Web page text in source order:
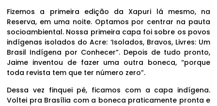
Fizemos a primeira edição da Xapuri lá mesmo, na
Reserva, em uma noite. Optamos por centrar na pauta
socioambiental. Nossa primeira capa foi sobre os povos
indígenas isolados do Acre: ‘Isolados, Bravos, Livres: Um
Brasil Indígena por Conhecer”. Depois de tudo pronto,
Jaime inventou de fazer uma outra boneca, “porque
toda revista tem que ter número zero”.
Dessa vez finquei pé, ficamos com a capa indígena.
Voltei pra Brasília com a boneca praticamente pronta e